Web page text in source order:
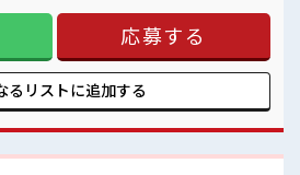
場完備なのでマイカー持ち込みOK (4)寮周辺
パー・ドラッグストア有 (5)カップルやお友
どなど... 赴任時は現地までの移動交通費も規
長期で働くことができます！ しっかりとスキ
る最高のチャンス！ 高時給1800円なので…月
なたの今までの経験を活かして、 さらに超大
を身につけるチャンス！ 制服無料貸与！ おい
応募する
るリストに追加する